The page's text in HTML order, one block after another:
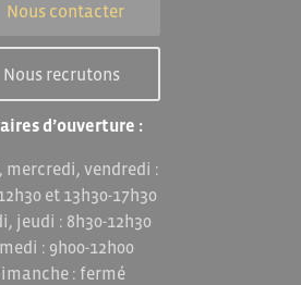
Nous contacter
Nous recrutons
d’ouverture :
mercredi, vendredi :
et 13h30-17h30
jeudi : 8h30-12h30
: 9h00-12h00
: fermé